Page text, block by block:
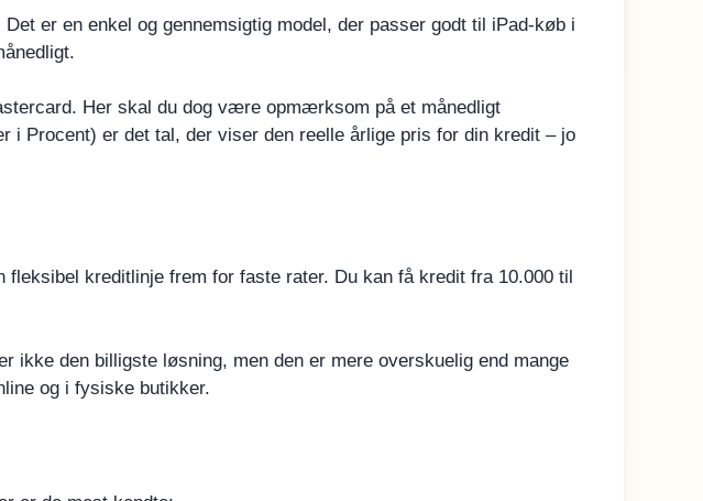
er en enkel og gennemsigtig model, der passer godt til iPad-køb i
Her skal du dog være opmærksom på et månedligt
i Procent) er det tal, der viser den reelle årlige pris for din kredit – jo
kreditlinje frem for faste rater. Du kan få kredit fra 10.000 til
ikke den billigste løsning, men den er mere overskuelig end mange
og i fysiske butikker.